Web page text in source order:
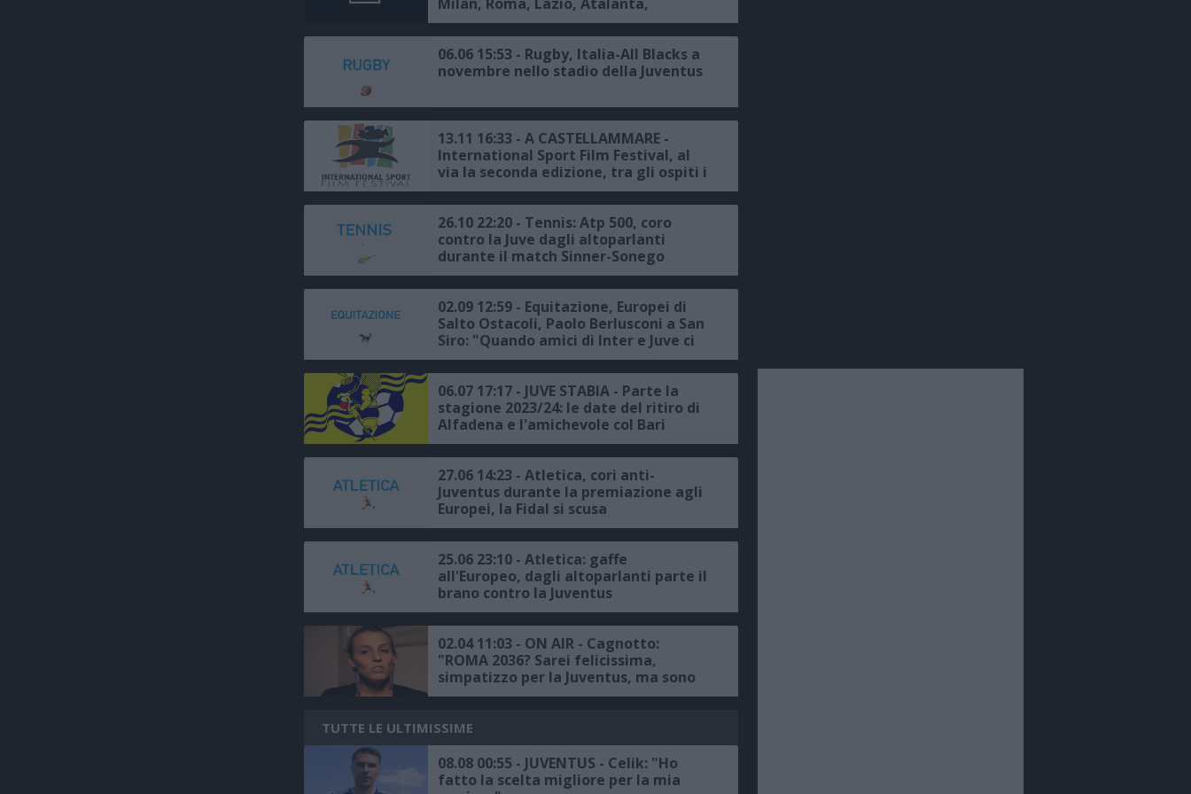
Fiorentina e Torino
06.06 15:53 - Rugby, Italia-All Blacks a
novembre nello stadio della Juventus
13.11 16:33 - A CASTELLAMMARE -
International Sport Film Festival, al
via la seconda edizione, tra gli ospiti i
campioni della Juvecaserta
scudettata
26.10 22:20 - Tennis: Atp 500, coro
contro la Juve dagli altoparlanti
durante il match Sinner-Sonego
02.09 12:59 - Equitazione, Europei di
Salto Ostacoli, Paolo Berlusconi a San
Siro: "Quando amici di Inter e Juve ci
dissero di darci all'ippica..."
06.07 17:17 - JUVE STABIA - Parte la
stagione 2023/24: le date del ritiro di
Alfadena e l'amichevole col Bari
27.06 14:23 - Atletica, cori anti-
Juventus durante la premiazione agli
Europei, la Fidal si scusa
25.06 23:10 - Atletica: gaffe
all'Europeo, dagli altoparlanti parte il
brano contro la Juventus
02.04 11:03 - ON AIR - Cagnotto:
"ROMA 2036? Sarei felicissima,
simpatizzo per la Juventus, ma sono
anche un po’ Romanista"
TUTTE LE ULTIMISSIME
08.08 00:55 - JUVENTUS - Celik: "Ho
fatto la scelta migliore per la mia